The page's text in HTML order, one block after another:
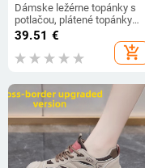
Dámske ležérne topánky s
potlačou, plátené topánky
Tenis Feminino 2023, nový
prírastok, módne šnurovacie
tenisky na platforme,
dámske tenisky WSH3302
39.51 €
add_shopping_cart